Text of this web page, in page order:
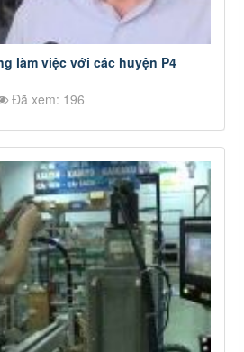
làm việc với các huyện P4
Đã xem: 196